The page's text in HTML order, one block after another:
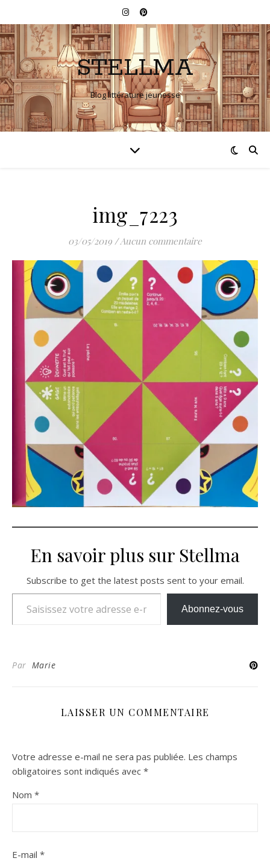
STELLMA
Blog littérature jeunesse
img_7223
03/05/2019 /Aucun commentaire
En savoir plus sur Stellma
Subscribe to get the latest posts sent to your email.
Saisissez votre adresse e-mail…
Abonnez-vous
Par Marie
LAISSER UN COMMENTAIRE
Votre adresse e-mail ne sera pas publiée. Les champs
obligatoires sont indiqués avec *
Nom *
E-mail *